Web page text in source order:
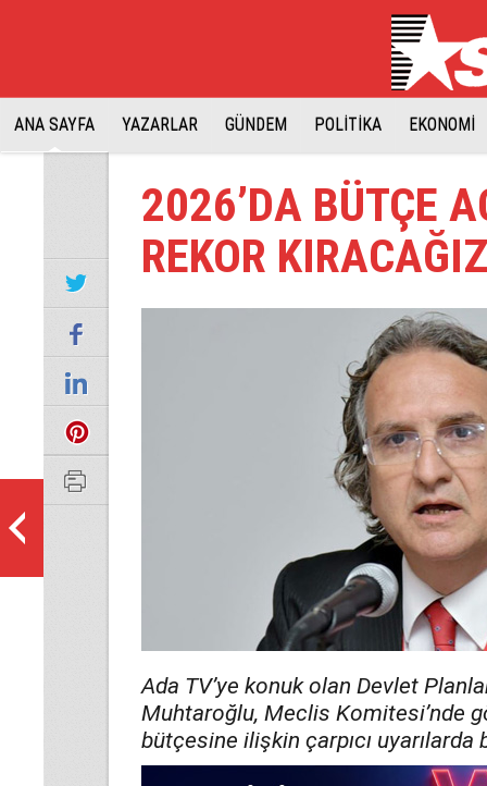
ANA SAYFA YAZARLAR GÜNDEM POLİTİKA EKONOMİ
2026’DA BÜTÇE
REKOR
Ada TV’ye konuk olan Devlet
Muhtaroğlu, Meclis Komitesi’nde
bütçesine ilişkin çarpıcı uyarılarda